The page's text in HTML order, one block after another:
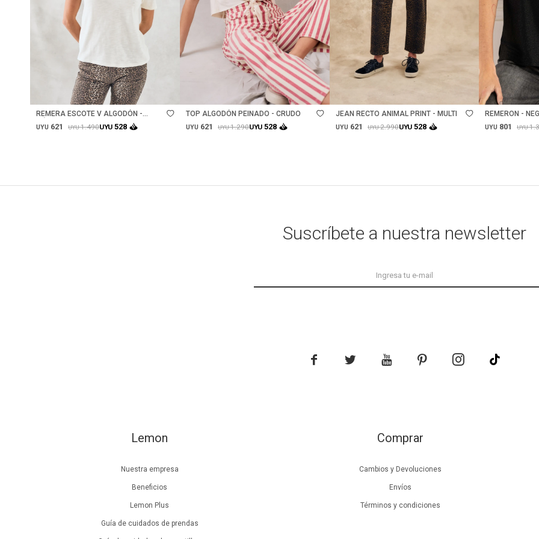
REMERA ESCOTE V ALGODÓN -
NÁCAR
UYU 621 UYU1.490UYU 528
TOP ALGODÓN PEINADO - CRUDO
UYU 621 UYU1.290UYU 528
JEAN RECTO ANIMAL PRINT - MULTI
UYU 621 UYU2.990UYU 528
Talle
REMERON -
UYU 801 UYU
Lemon
Nuestra empresa
Beneficios
Lemon Plus
Guía de cuidados de prendas
Comprar
Cambios y Devoluciones
Envíos
Términos y condiciones
Suscríbete a nuestra newsletter
    